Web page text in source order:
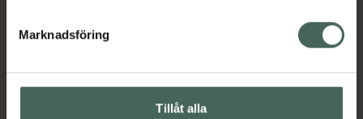
Marknadsföring
Tillåt alla